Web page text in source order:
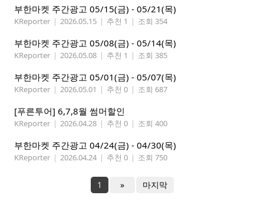
부한마켓 주간광고 05/15(금) - 05/21(목)
KReporter | 2026.05.15 | 추천 1 | 조회 354
부한마켓 주간광고 05/08(금) - 05/14(목)
KReporter | 2026.05.08 | 추천 1 | 조회 385
부한마켓 주간광고 05/01(금) - 05/07(목)
KReporter | 2026.05.01 | 추천 0 | 조회 687
[푸른투어] 6,7,8월 썸머할인
KReporter | 2026.04.28 | 추천 0 | 조회 400
부한마켓 주간광고 04/24(금) - 04/30(목)
KReporter | 2026.04.24 | 추천 0 | 조회 750
1 » 마지막